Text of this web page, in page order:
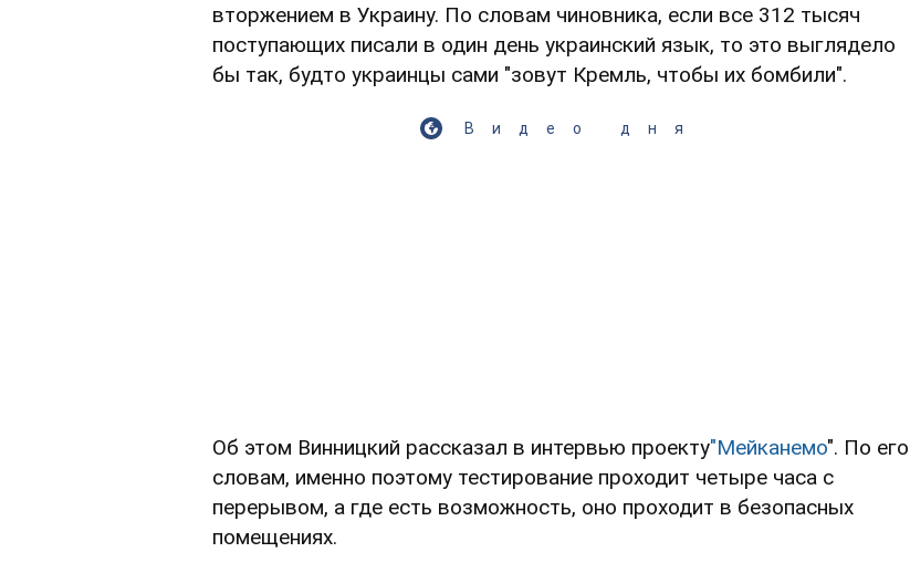
вторжением в Украину. По словам чиновника, если все 312 тысяч
поступающих писали в один день украинский язык, то это выглядело
бы так, будто украинцы сами "зовут Кремль, чтобы их бомбили".
Видео дня
Об этом Винницкий рассказал в интервью проекту"Мейканемо". По его
словам, именно поэтому тестирование проходит четыре часа с
перерывом, а где есть возможность, оно проходит в безопасных
помещениях.